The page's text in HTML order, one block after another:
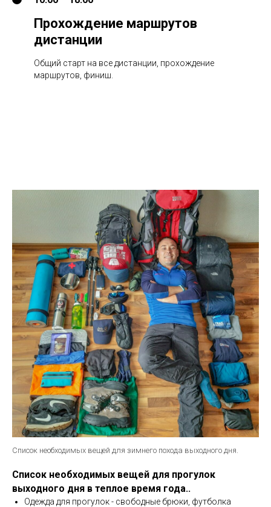
Прохождение маршрутов
дистанции
Общий старт на все дистанции, прохождение
маршрутов, финиш.
Список необходимых вещей для зимнего похода выходного дня.
Список необходимых вещей для прогулок
выходного дня в теплое время года..
Одежда для прогулок - свободные брюки, футболка